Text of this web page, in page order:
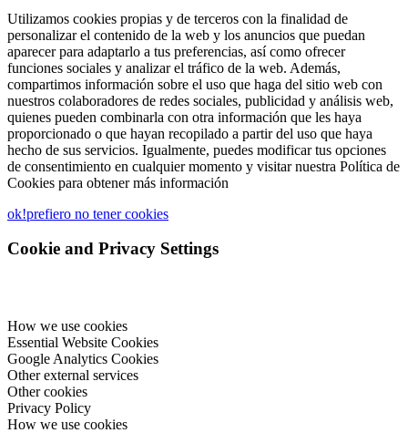
Utilizamos cookies propias y de terceros con la finalidad de
personalizar el contenido de la web y los anuncios que puedan
aparecer para adaptarlo a tus preferencias, así como ofrecer
funciones sociales y analizar el tráfico de la web. Además,
compartimos información sobre el uso que haga del sitio web con
nuestros colaboradores de redes sociales, publicidad y análisis web,
quienes pueden combinarla con otra información que les haya
proporcionado o que hayan recopilado a partir del uso que haya
hecho de sus servicios. Igualmente, puedes modificar tus opciones
de consentimiento en cualquier momento y visitar nuestra Política de
Cookies para obtener más información
ok!prefiero no tener cookies
Cookie and Privacy Settings
How we use cookies
Essential Website Cookies
Google Analytics Cookies
Other external services
Other cookies
Privacy Policy
How we use cookies